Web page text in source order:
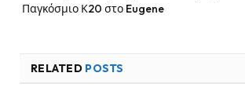
Παγκόσμιο Κ20 στο Eugene
RELATED POSTS